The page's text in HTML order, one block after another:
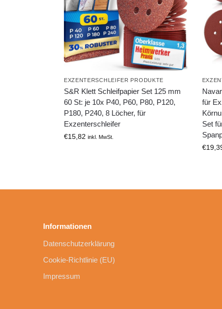
EXZENTERSCHLEIFER PRODUKTE
S&R Klett Schleifpapier Set 125 mm
60 St: je 10x P40, P60, P80, P120,
P180, P240, 8 Löcher, für
Exzenterschleifer
€15,82 inkl. MwSt.
für
Set
€
Informationen
Datenschutzerklärung
Cookie-Richtlinie (EU)
Impressum